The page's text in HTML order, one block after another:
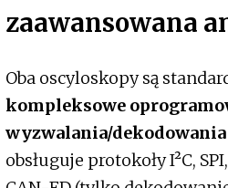
zaawansowana
Oba oscyloskopy są
kompleksowe
wyzwalania/
obsługuje protokoły I²C,